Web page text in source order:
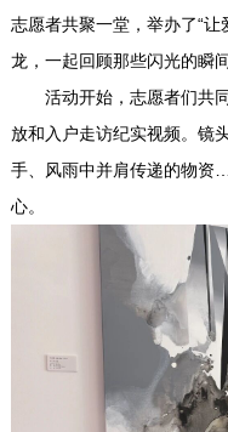
志愿者共聚一堂，举办了“
龙，一起回顾那些闪光的瞬间
活动开始，志愿者们共同
放和入户走访纪实视频。镜
手、风雨中并肩传递的物
心。